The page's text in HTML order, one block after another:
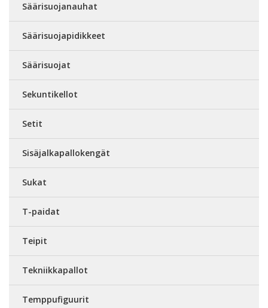
Säärisuojanauhat
Säärisuojapidikkeet
Säärisuojat
Sekuntikellot
Setit
Sisäjalkapallokengät
Sukat
T-paidat
Teipit
Tekniikkapallot
Temppufiguurit